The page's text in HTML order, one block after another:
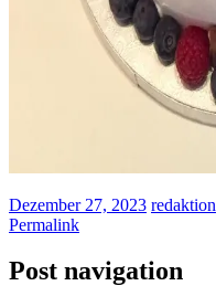
Dezember 27, 2023 redaktion
Permalink
Post navigation